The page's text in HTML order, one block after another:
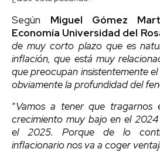
Según Miguel Gómez
Economía Universidad del
de muy corto plazo que es
inflación, que está muy
que preocupan insistentemente
obviamente la profundidad del
“Vamos a tener que
crecimiento muy bajo en el
el 2025. Porque de lo
inflacionario nos va a coger